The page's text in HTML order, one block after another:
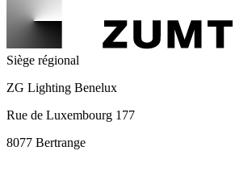
Siège régional
ZG Lighting Benelux
Rue de Luxembourg 177
8077 Bertrange